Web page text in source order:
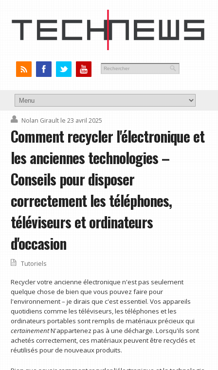
Nolan Girault le 23 avril 2025
Comment recycler l'électronique et
les anciennes technologies –
Conseils pour disposer
correctement les téléphones,
téléviseurs et ordinateurs
d'occasion
Tutoriels
Recycler votre ancienne électronique n'est pas seulement
quelque chose de bien que vous pouvez faire pour
l'environnement – je dirais que c'est essentiel. Vos appareils
quotidiens comme les téléviseurs, les téléphones et les
ordinateurs portables sont remplis de matériaux précieux qui
certainementN'appartenez pas à une décharge. Lorsqu'ils sont
achetés correctement, ces matériaux peuvent être recyclés et
réutilisés pour de nouveaux produits.